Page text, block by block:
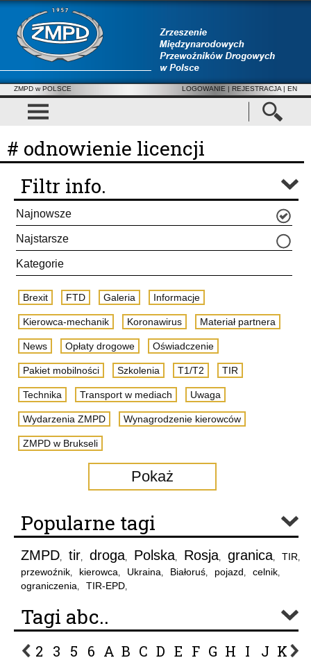
ZMPD w POLSCE LOGOWANIE | REJESTRACJA | EN
# odnowienie licencji
Filtr info.
Najnowsze
Najstarsze
Kategorie
Brexit FTD Galeria Informacje
Kierowca-mechanik Koronawirus Materiał partnera
News Opłaty drogowe Oświadczenie
Pakiet mobilności Szkolenia T1/T2 TIR
Technika Transport w mediach Uwaga
Wydarzenia ZMPD Wynagrodzenie kierowców
ZMPD w Brukseli
Pokaż
Popularne tagi
ZMPD, tir, droga, Polska, Rosja, granica, TIR,
przewoźnik, kierowca, Ukraina, Białoruś, pojazd, celnik,
ograniczenia, TIR-EPD,
Tagi abc..
2 3 5 6 A B C D E F G H I J K L